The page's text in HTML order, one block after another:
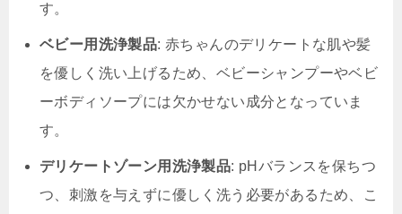
す。
ベビー用洗浄製品: 赤ちゃんのデリケートな肌や髪
を優しく洗い上げるため、ベビーシャンプーやベビ
ーボディソープには欠かせない成分となっていま
す。
デリケートゾーン用洗浄製品: pHバランスを保ちつ
つ、刺激を与えずに優しく洗う必要があるため、こ